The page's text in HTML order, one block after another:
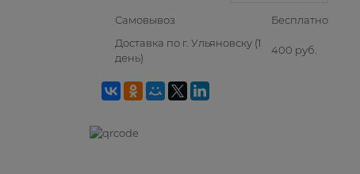
Самовывоз
Бесплатно
Доставка по г. Ульяновску (1
день)
400 руб.